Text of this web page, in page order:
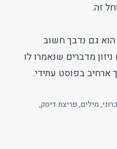
זה.
גם נדבך חשוב
מדברים שנאמרו לו
ארחיב בפוסט עתידי.
, מילים, פריצת דיסק,